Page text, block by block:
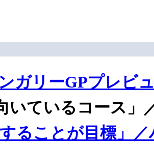
ガリーGPプレビ
ているコース」
ることが目標」